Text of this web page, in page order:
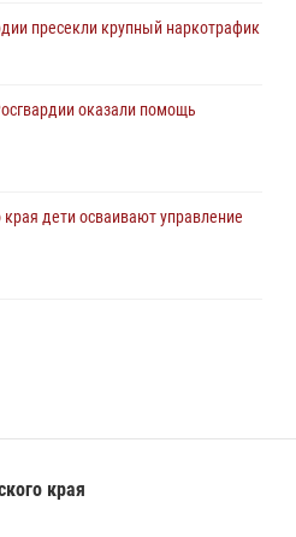
«прямой линии»
пресекли крупный наркотрафик
оказали помощь
дети осваивают управление
края